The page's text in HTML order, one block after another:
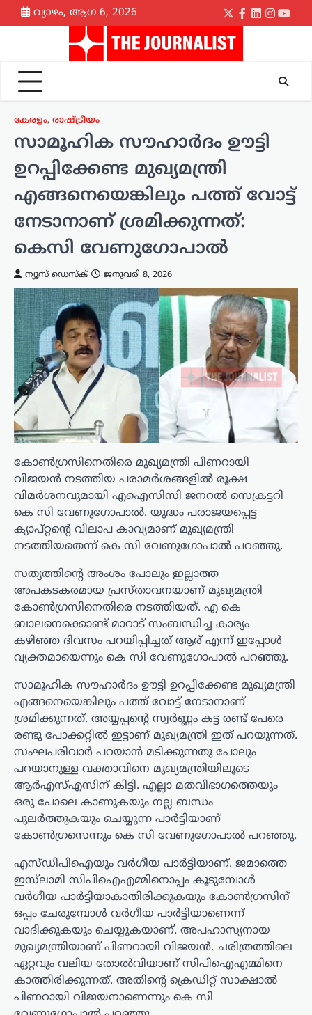
Skip
to
വ്യാഴം, ആഗ 6, 2026
Twitter
Facebook
LinkedIn
കേരളം, രാഷ്ട്രീയം
സാമൂഹിക സൗഹാർദം ഊട്ടി
ഉറപ്പിക്കേണ്ട മുഖ്യമന്ത്രി
എങ്ങനെയെങ്കിലും പത്ത് വോട്ട്
നേടാനാണ് ശ്രമിക്കുന്നത്:
കെസി വേണുഗോപാൽ
ന്യൂസ് ഡെസ്ക് ജനുവരി 8, 2026
കോൺഗ്രസിനെതിരെ മുഖ്യമന്ത്രി പിണറായി
വിജയൻ നടത്തിയ പരാമർശങ്ങളിൽ രൂക്ഷ
വിമർശനവുമായി എഐസിസി ജനറൽ സെക്രട്ടറി
കെ സി വേണുഗോപാൽ. യുദ്ധം പരാജയപ്പെട്ട
ക്യാപ്റ്റന്റെ വിലാപ കാവ്യമാണ് മുഖ്യമന്ത്രി
നടത്തിയതെന്ന് കെ സി വേണുഗോപാൽ പറഞ്ഞു.
സത്യത്തിന്റെ അംശം പോലും ഇല്ലാത്ത
അപകടകരമായ പ്രസ്താവനയാണ് മുഖ്യമന്ത്രി
കോൺഗ്രസിനെതിരെ നടത്തിയത്. എ കെ
ബാലനെക്കൊണ്ട് മാറാട് സംബന്ധിച്ച കാര്യം
കഴിഞ്ഞ ദിവസം പറയിപ്പിച്ചത് ആര് എന്ന് ഇപ്പോൾ
വ്യക്തമായെന്നും കെ സി വേണുഗോപാൽ പറഞ്ഞു.
സാമൂഹിക സൗഹാർദം ഊട്ടി ഉറപ്പിക്കേണ്ട മുഖ്യമന്ത്രി
എങ്ങനെയെങ്കിലും പത്ത് വോട്ട് നേടാനാണ്
ശ്രമിക്കുന്നത്. അയ്യപ്പന്റെ സ്വർണ്ണം കട്ട രണ്ട് പേരെ
രണ്ടു പോക്കറ്റിൽ ഇട്ടാണ് മുഖ്യമന്ത്രി ഇത് പറയുന്നത്.
സംഘപരിവാർ പറയാൻ മടിക്കുന്നതു പോലും
പറയാനുള്ള വക്താവിനെ മുഖ്യമന്ത്രിയിലൂടെ
ആർഎസ്എസിന് കിട്ടി. എല്ലാ മതവിഭാഗത്തെയും
ഒരു പോലെ കാണുകയും നല്ല ബന്ധം
പുലർത്തുകയും ചെയ്യുന്ന പാർട്ടിയാണ്
കോൺഗ്രസെന്നും കെ സി വേണുഗോപാൽ പറഞ്ഞു.
എസ്ഡിപിഐയും വർഗീയ പാർട്ടിയാണ്. ജമാത്തെ
ഇസ്‌ലാമി സിപിഐഎമ്മിനൊപ്പം കൂടുമ്പോൾ
വർഗീയ പാർട്ടിയാകാതിരിക്കുകയും കോൺഗ്രസിന്
ഒപ്പം ചേരുമ്പോൾ വർഗീയ പാർട്ടിയാണെന്ന്
വാദിക്കുകയും ചെയ്യുകയാണ്. അപഹാസ്യനായ
മുഖ്യമന്ത്രിയാണ് പിണറായി വിജയൻ. ചരിത്രത്തിലെ
ഏറ്റവും വലിയ തോൽവിയാണ് സിപിഐഎമ്മിനെ
കാത്തിരിക്കുന്നത്. അതിന്റെ ക്രെഡിറ്റ് സാക്ഷാൽ
പിണറായി വിജയനാണെന്നും കെ സി